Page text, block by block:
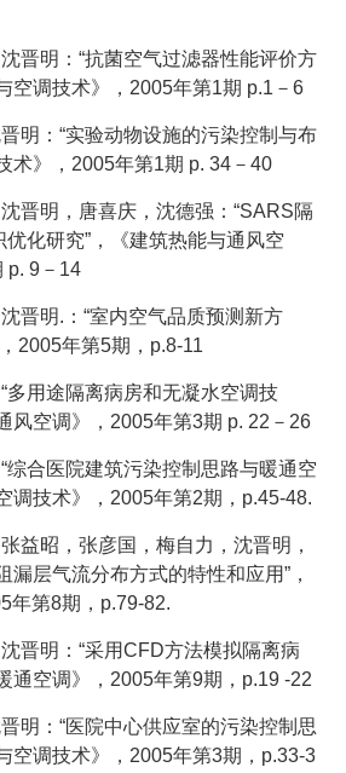
晋明：“抗菌空气过滤器性能评价方
空调技术》，2005年第1期 p.1－6
明：“实验动物设施的污染控制与布
术》，2005年第1期 p. 34－40
晋明，唐喜庆，沈德强：“SARS隔
化研究”，《建筑热能与通风空
p. 9－14
晋明.：“室内空气品质预测新方
2005年第5期，p.8-11
多用途隔离病房和无凝水空调技
风空调》，2005年第3期 p. 22－26
综合医院建筑污染控制思路与暖通空
调技术》，2005年第2期，p.45-48.
益昭，张彦国，梅自力，沈晋明，
漏层气流分布方式的特性和应用”，
年第8期，p.79-82.
晋明：“采用CFD方法模拟隔离病
通空调》，2005年第9期，p.19 -22
明：“医院中心供应室的污染控制思
空调技术》，2005年第3期，p.33-3